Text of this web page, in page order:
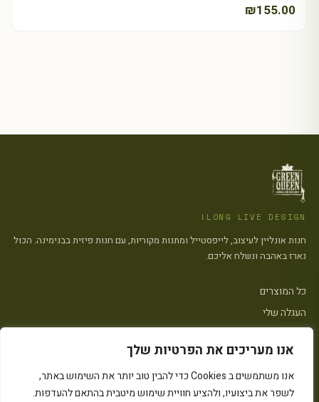
אנו מעריכים את הפרטיות שלך
אנו משתמשים ב Cookies כדי להבין טוב יותר את השימוש באתר,
לשפר את ביצועיו, ולהציע חוויית שימוש מיטבית בהתאם להעדפות.
₪155.00
LONG LIVE DESIGN!
חנות אונליין לעיצוב, לייפסטייל ומתנות מקוריות, עם חנות פיזית בבנימינה. הכול
נארז באהבה ונשלח אליכם.
כל המוצרים
העגלה שלי
הצהרת נגישות מדיניות פרטיות
תקנון האתר